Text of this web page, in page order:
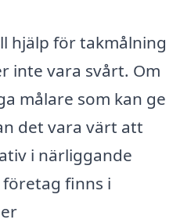
hjälp för takmålning
inte vara svårt. Om
målare som kan ge
det vara värt att
i närliggande
finns i